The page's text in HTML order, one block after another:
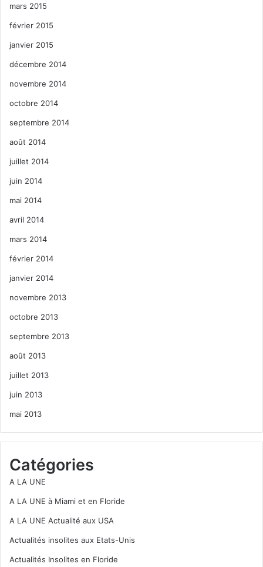
mars 2015
février 2015
janvier 2015
décembre 2014
novembre 2014
octobre 2014
septembre 2014
août 2014
juillet 2014
juin 2014
mai 2014
avril 2014
mars 2014
février 2014
janvier 2014
novembre 2013
octobre 2013
septembre 2013
août 2013
juillet 2013
juin 2013
mai 2013
Catégories
A LA UNE
A LA UNE à Miami et en Floride
A LA UNE Actualité aux USA
Actualités insolites aux Etats-Unis
Actualités Insolites en Floride